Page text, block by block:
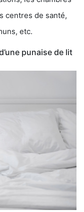
centres de santé,
etc.
punaise de lit